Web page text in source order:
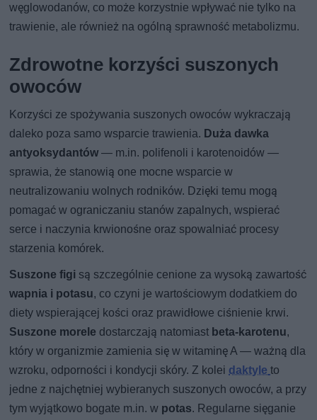
węglowodanów, co może korzystnie wpływać nie tylko na
trawienie, ale również na ogólną sprawność metabolizmu.
Zdrowotne korzyści suszonych
owoców
Korzyści ze spożywania suszonych owoców wykraczają
daleko poza samo wsparcie trawienia. Duża dawka
antyoksydantów — m.in. polifenoli i karotenoidów —
sprawia, że stanowią one mocne wsparcie w
neutralizowaniu wolnych rodników. Dzięki temu mogą
pomagać w ograniczaniu stanów zapalnych, wspierać
serce i naczynia krwionośne oraz spowalniać procesy
starzenia komórek.
Suszone figi są szczególnie cenione za wysoką zawartość
wapnia i potasu, co czyni je wartościowym dodatkiem do
diety wspierającej kości oraz prawidłowe ciśnienie krwi.
Suszone morele dostarczają natomiast beta-karotenu,
który w organizmie zamienia się w witaminę A — ważną dla
wzroku, odporności i kondycji skóry. Z kolei daktyle to
jedne z najchętniej wybieranych suszonych owoców, a przy
tym wyjątkowo bogate m.in. w potas. Regularne sięganie